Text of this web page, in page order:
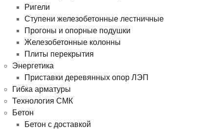
Ригели
Ступени железобетонные лестничные
Прогоны и опорные подушки
Железобетонные колонны
Плиты перекрытия
Энергетика
Приставки деревянных опор ЛЭП
Гибка арматуры
Технология СМК
Бетон
Бетон с доставкой